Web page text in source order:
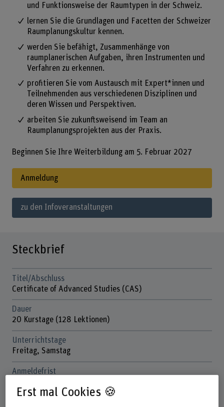
und Funktionsweise der Raumtypen in der Schweiz.
lernen Sie die Grundlagen und Facetten der Schweizer
Raumplanungskultur kennen.
werden Sie befähigt, Zusammenhänge von
raumplanerischen Aufgaben, ihren Instrumenten und
Verfahren zu erkennen.
profitieren Sie vom Austausch mit Expert*innen und
Teilnehmenden aus verschiedenen Disziplinen und
deren Wissen und Perspektiven.
arbeiten Sie zukunftsweisend im Team an
Raumplanungsprojekten aus der Praxis.
Beginnen Sie Ihre Weiterbildung am 5. Februar 2027
Anmeldung
zu den Infoveranstaltungen
Steckbrief
Titel/Abschluss
Certificate of Advanced Studies (CAS)
Dauer
20 Kurstage (128 Lektionen)
Unterrichtstage
Freitag, Samstag
Anmeldefrist
Erst mal Cookies 🍪